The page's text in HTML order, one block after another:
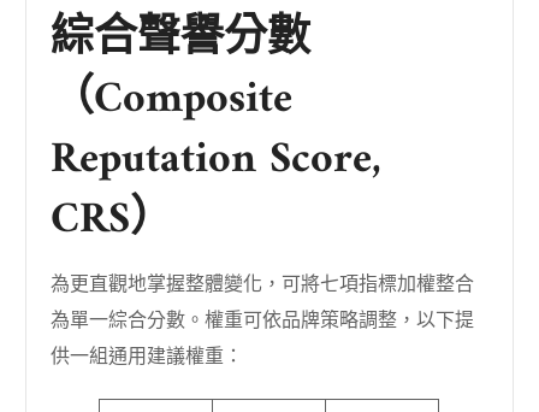
綜合聲譽分數
（Composite
Reputation Score,
CRS）
為更直觀地掌握整體變化，可將七項指標加權整合
為單一綜合分數。權重可依品牌策略調整，以下提
供一組通用建議權重：